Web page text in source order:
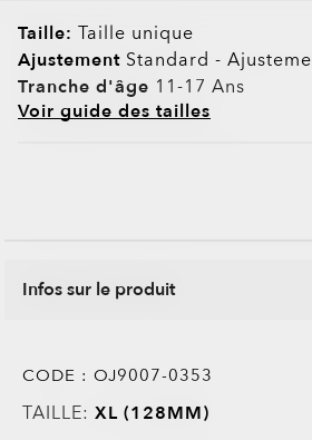
Taille: Taille unique
Ajustement Standard -
Tranche d'âge 11-17 Ans
Voir guide des tailles
Infos sur le produit
CODE : OJ9007-0353
TAILLE:XL (128MM)